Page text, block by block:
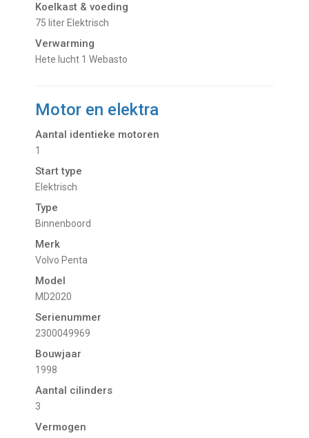
Koelkast & voeding
75 liter Elektrisch
Verwarming
Hete lucht 1 Webasto
Motor en elektra
Aantal identieke motoren
1
Start type
Elektrisch
Type
Binnenboord
Merk
Volvo Penta
Model
MD2020
Serienummer
2300049969
Bouwjaar
1998
Aantal cilinders
3
Vermogen